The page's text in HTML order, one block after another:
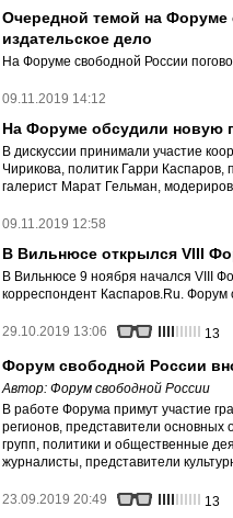
Очередной темой на Форуме
издательское дело
На Форуме свободной России
09.11.2019 14:12
На Форуме обсудили новую
В дискуссии принимали участие
Чирикова, политик Гарри
галерист Марат Гельман,
09.11.2019 12:58
В Вильнюсе открылся VIII
В Вильнюсе 9 ноября начался VIII
корреспондент Каспаров.Ru. Форум
29.10.2019 13:06 13
Форум свободной России
Автор: Форум свободной России
В работе Форума примут участие
регионов, представители
групп, политики и общественные
журналисты, представители
23.09.2019 20:49 13